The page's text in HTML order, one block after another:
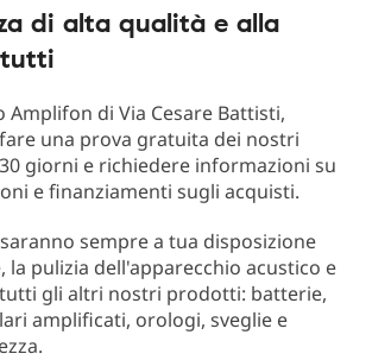
di alta qualità e alla
Amplifon di Via Cesare Battisti,
una prova gratuita dei nostri
giorni e richiedere informazioni su
e finanziamenti sugli acquisti.
sempre a tua disposizione
la pulizia dell'apparecchio acustico e
gli altri nostri prodotti: batterie,
amplificati, orologi, sveglie e